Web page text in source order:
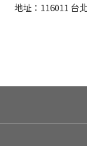
地址：116011 台